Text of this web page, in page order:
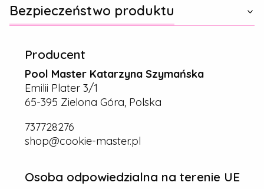
Bezpieczeństwo produktu
Producent
Pool Master Katarzyna Szymańska
Emilii Plater 3/1
65-395 Zielona Góra, Polska
737728276
shop@cookie-master.pl
Osoba odpowiedzialna na terenie UE